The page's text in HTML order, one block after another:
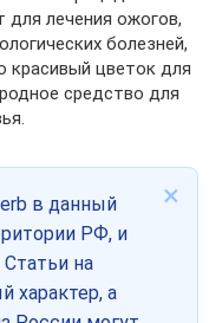
для лечения ожогов,
болезней,
красивый цветок для
средство для
×
в данный
РФ, и
на
характер, а